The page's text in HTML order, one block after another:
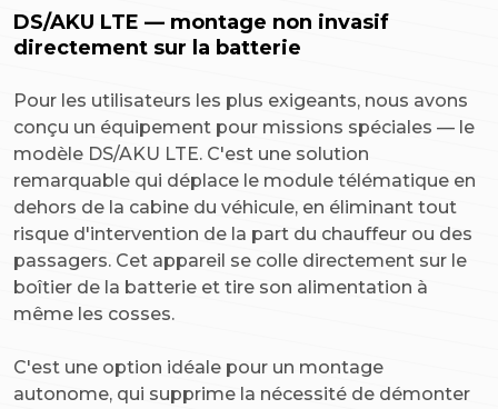
DS/AKU LTE — montage non invasif
directement sur la batterie
Pour les utilisateurs les plus exigeants, nous avons
conçu un équipement pour missions spéciales — le
modèle DS/AKU LTE. C'est une solution
remarquable qui déplace le module télématique en
dehors de la cabine du véhicule, en éliminant tout
risque d'intervention de la part du chauffeur ou des
passagers. Cet appareil se colle directement sur le
boîtier de la batterie et tire son alimentation à
même les cosses.
C'est une option idéale pour un montage
autonome, qui supprime la nécessité de démonter